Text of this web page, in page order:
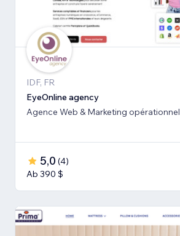
IDF, FR
EyeOnline agency
Agence Web & Marketing opérationnel
5,0 (4)
Ab 390 $